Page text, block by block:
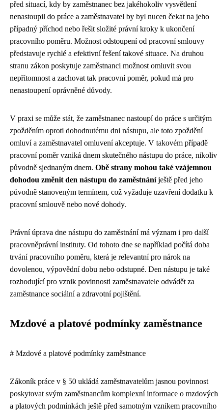
před situací, kdy by zaměstnanec bez jakéhokoliv vysvětlení
nenastoupil do práce a zaměstnavatel by byl nucen čekat na jeho
případný příchod nebo řešit složité právní kroky k ukončení
pracovního poměru. Možnost odstoupení od pracovní smlouvy
představuje rychlé a efektivní řešení takové situace. Na druhou
stranu zákon poskytuje zaměstnanci možnost omluvit svou
nepřítomnost a zachovat tak pracovní poměr, pokud má pro
nenastoupení oprávněné důvody.
V praxi se může stát, že zaměstnanec nastoupí do práce s určitým
zpožděním oproti dohodnutému dni nástupu, ale toto zpoždění
omluví a zaměstnavatel omluvení akceptuje. V takovém případě
pracovní poměr vzniká dnem skutečného nástupu do práce, nikoliv
původně sjednaným dnem. Obě strany mohou také vzájemnou
dohodou změnit den nástupu do zaměstnáníještě před jeho
původně stanoveným termínem, což vyžaduje uzavření dodatku k
pracovní smlouvě nebo nové dohody.
Právní úprava dne nástupu do zaměstnání má význam i pro další
pracovněprávní instituty. Od tohoto dne se například počítá doba
trvání pracovního poměru, která je relevantní pro nárok na
dovolenou, výpovědní dobu nebo odstupné. Den nástupu je také
rozhodující pro vznik povinnosti zaměstnavatele odvádět za
zaměstnance sociální a zdravotní pojištění.
Mzdové a platové podmínky zaměstnance
# Mzdové a platové podmínky zaměstnance
Zákoník práce v § 50 ukládá zaměstnavatelům jasnou povinnost
poskytovat svým zaměstnancům komplexní informace o mzdových
a platových podmínkách ještě před samotným vznikem pracovního